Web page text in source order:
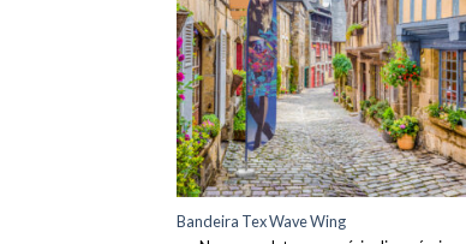
Bandeira Tex Wave Wing